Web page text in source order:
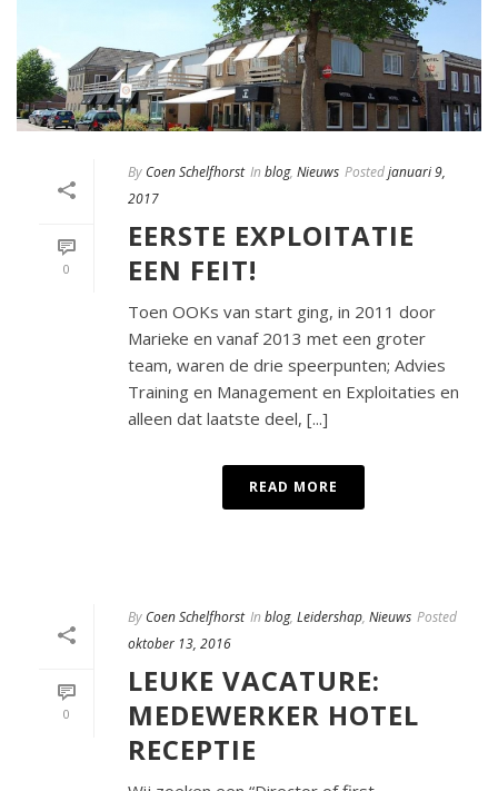
0
By Coen Schelfhorst In blog, Nieuws Postedjanuari 9,
2017
EERSTE EXPLOITATIE
EEN FEIT!
Toen OOKs van start ging, in 2011 door
Marieke en vanaf 2013 met een groter
team, waren de drie speerpunten; Advies
Training en Management en Exploitaties en
alleen dat laatste deel, [...]
READ MORE
0
By Coen Schelfhorst In blog, Leidershap, Nieuws Posted
oktober 13, 2016
LEUKE VACATURE:
MEDEWERKER HOTEL
RECEPTIE